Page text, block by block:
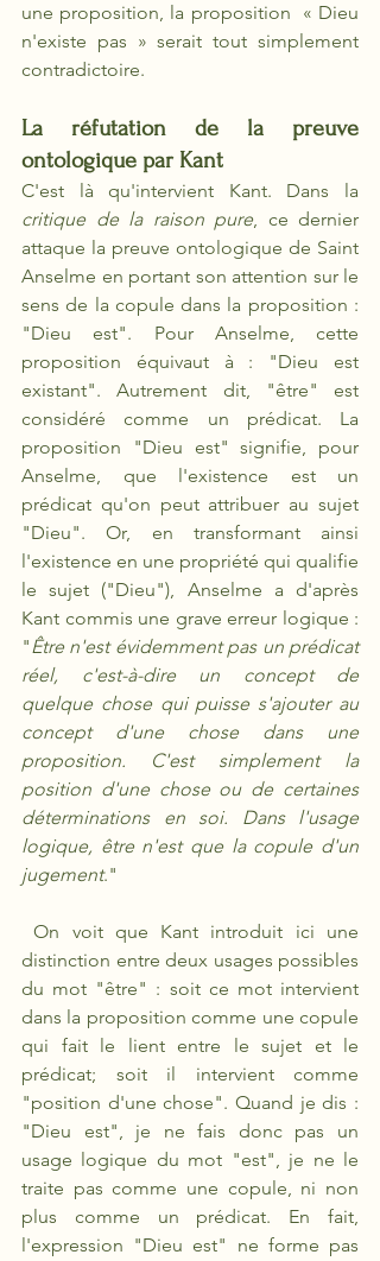
une proposition, la proposition  « Dieu
n'existe pas » serait tout simplement
contradictoire.
La réfutation de la preuve
ontologique par Kant
critique de la raison pure, ce dernier
attaque la preuve ontologique de Saint
Anselme en portant son attention sur le
sens de la copule dans la proposition :
"Dieu est". Pour Anselme, cette
proposition équivaut à : "Dieu est
existant". Autrement dit, "être" est
considéré comme un prédicat. La
proposition "Dieu est" signifie, pour
Anselme, que l'existence est un
prédicat qu'on peut attribuer au sujet
"Dieu". Or, en transformant ainsi
l'existence en une propriété qui qualifie
le sujet ("Dieu"), Anselme a d'après
Kant commis une grave erreur logique :
"Être n'est évidemment pas un prédicat
réel, c'est-à-dire un concept de
quelque chose qui puisse s'ajouter au
concept d'une chose dans une
proposition. C'est simplement la
position d'une chose ou de certaines
déterminations en soi. Dans l'usage
logique, être n'est que la copule d'un
jugement."
On voit que Kant introduit ici une
distinction entre deux usages possibles
du mot "être" : soit ce mot intervient
dans la proposition comme une copule
qui fait le lient entre le sujet et le
prédicat; soit il intervient comme
"position d'une chose". Quand je dis :
"Dieu est", je ne fais donc pas un
usage logique du mot "est", je ne le
traite pas comme une copule, ni non
plus comme un prédicat. En fait,
l'expression "Dieu est" ne forme pas